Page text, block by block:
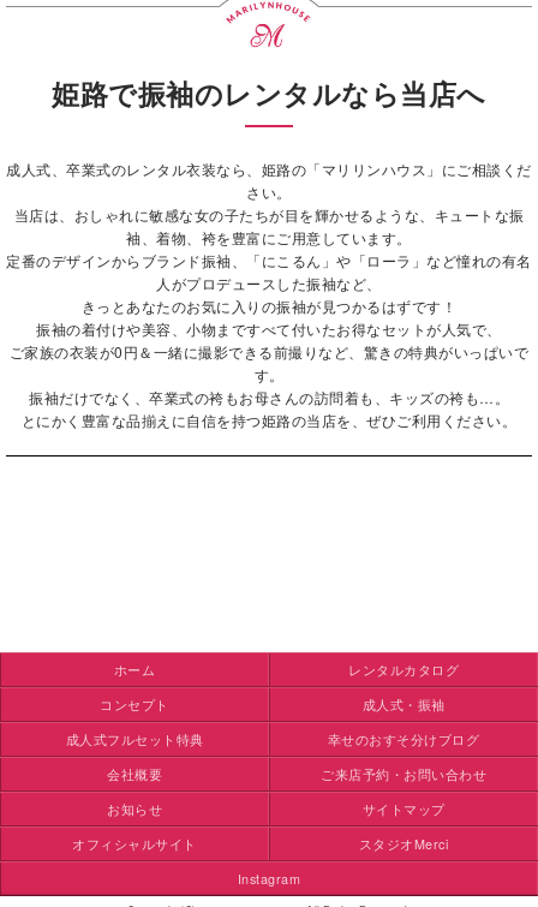
姫路で振袖のレンタルなら当店へ
成人式、卒業式のレンタル衣装なら、姫路の「マリリンハウス」にご相談くだ
さい。
当店は、おしゃれに敏感な女の子たちが目を輝かせるような、キュートな振
袖、着物、袴を豊富にご用意しています。
定番のデザインからブランド振袖、「にこるん」や「ローラ」など憧れの有名
人がプロデュースした振袖など、
きっとあなたのお気に入りの振袖が見つかるはずです！
振袖の着付けや美容、小物まですべて付いたお得なセットが人気で、
ご家族の衣装が0円＆一緒に撮影できる前撮りなど、驚きの特典がいっぱいで
す。
振袖だけでなく、卒業式の袴もお母さんの訪問着も、キッズの袴も…。
とにかく豊富な品揃えに自信を持つ姫路の当店を、ぜひご利用ください。
ホーム
レンタルカタログ
コンセプト
成人式・振袖
成人式フルセット特典
幸せのおすそ分けブログ
会社概要
ご来店予約・お問い合わせ
お知らせ
サイトマップ
オフィシャルサイト
スタジオMerci
Instagram